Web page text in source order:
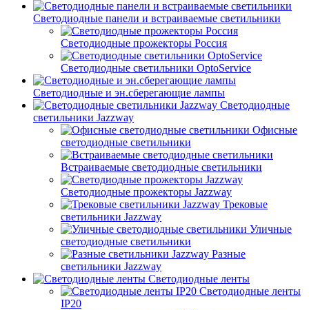
Светодиодные панели и встраиваемые светильники
Светодиодные прожекторы Россия
Светодиодные светильники OptoService
Светодиодные и эн.сберегающие лампы
Светодиодные
светильники Jazzway
Офисные
светодиодные светильники
Встраиваемые светодиодные светильники
Светодиодные прожекторы Jazzway
Трековые
светильники Jazzway
Уличные
светодиодные светильники
Разные
светильники Jazzway
Светодиодные ленты
Светодиодные ленты
IP20